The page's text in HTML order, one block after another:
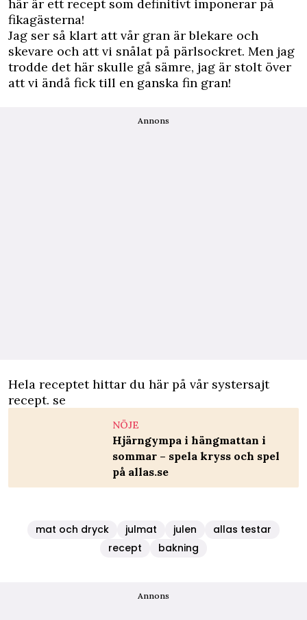
här är ett recept som definitivt imponerar på
fikagästerna!
Jag ser så klart att vår gran är blekare och
skevare och att vi snålat på pärlsockret. Men jag
trodde det här skulle gå sämre, jag är stolt över
att vi ändå fick till en ganska fin gran!
Annons
Hela receptet hittar du här på vår systersajt
recept. se
NÖJE
Hjärngympa i hängmattan i
sommar – spela kryss och spel
på allas.se
mat och dryck julmat julen
allas testar
recept
bakning
Annons